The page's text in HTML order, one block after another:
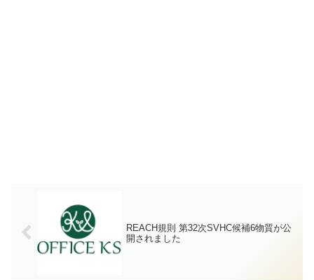
REACH規則 第32次SVHC候補6物質が公
開されました